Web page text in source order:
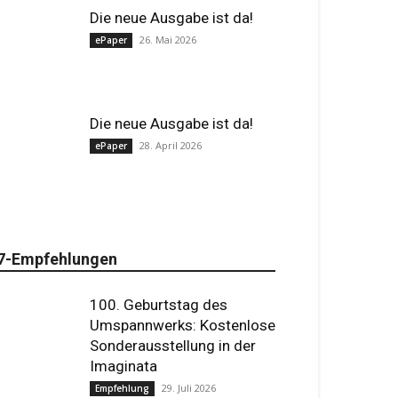
Die neue Ausgabe ist da!
ePaper 26. Mai 2026
Die neue Ausgabe ist da!
ePaper 28. April 2026
Empfehlungen
100. Geburtstag des
Umspannwerks: Kostenlose
Sonderausstellung in der
Imaginata
Empfehlung 29. Juli 2026